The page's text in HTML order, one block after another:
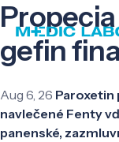
gefin
Aug 6, 26 Paroxetin
navlečené Fenty
panenské,